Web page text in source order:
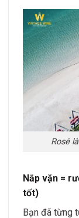
Rosé
Nắp vặn =
tốt)
Bạn đã từng